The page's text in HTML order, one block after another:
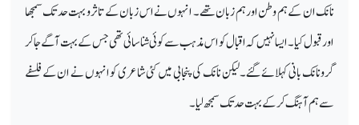
نانک ان کے ہم وطن اورہم زبان تھے۔ انہوں نے اس زبان کے تاثر و بہت حد تک سمجھا
او رقبول کیا۔ ایسا نہیں کہ اقبال کو اس مذہب سے کوئی شناسائی تھی جس کے بہت آگے جاکر
گرونانک بانی کہلائے گئے۔ لیکن نانک کی پنجابی میں کئی شاعری کو انہوں نے ان کے فلسفے
سے ہم آہنگ کر کے بہت حد تک سمجھ لیا۔